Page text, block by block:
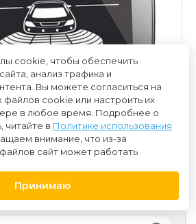
cookie, чтобы обеспечить
анализ трафика и
Вы можете согласиться на
файлов cookie или настроить их
в любое время. Подробнее о
читайте в Политике использования
внимание, что из-за
сайт может работать
Принимаю